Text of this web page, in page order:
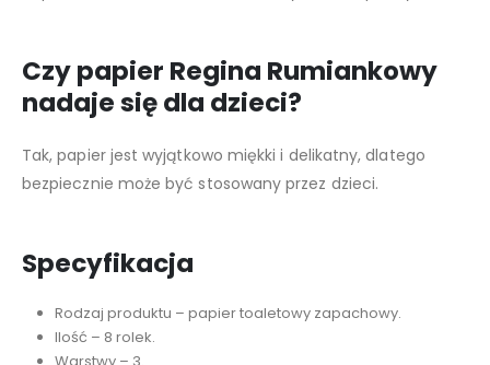
Czy papier Regina Rumiankowy
nadaje się dla dzieci?
Tak, papier jest wyjątkowo miękki i delikatny, dlatego
bezpiecznie może być stosowany przez dzieci.
Specyfikacja
Rodzaj produktu – papier toaletowy zapachowy.
Ilość – 8 rolek.